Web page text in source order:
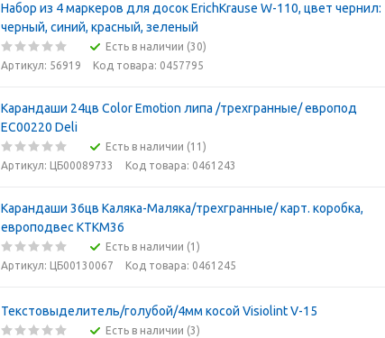
Набор из 4 маркеров для досок ErichKrause W-110, цвет чернил:
черный, синий, красный, зеленый
Есть в наличии (30)
Артикул: 56919
Код товара: 0457795
Карандаши 24цв Color Emotion липа /трехгранные/ европод
ЕС00220 Deli
Есть в наличии (11)
Артикул: ЦБ00089733
Код товара: 0461243
Карандаши 36цв Каляка-Маляка/трехгранные/ карт. коробка,
европодвес КТКМ36
Есть в наличии (1)
Артикул: ЦБ00130067
Код товара: 0461245
Текстовыделитель/голубой/4мм косой Visiolint V-15
Есть в наличии (3)